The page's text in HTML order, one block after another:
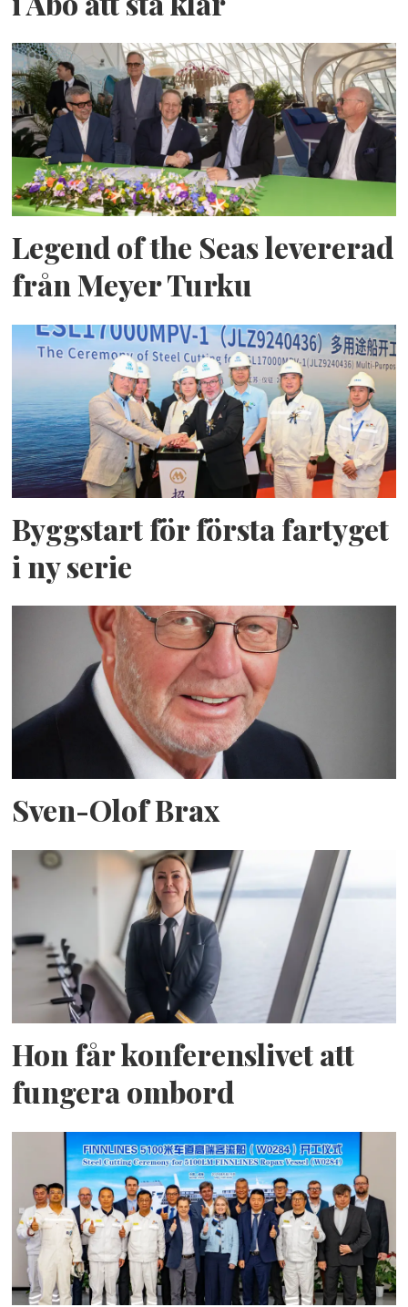
Legend of the Seas levererad
från Meyer Turku
Byggstart för första fartyget
i ny serie
Sven-Olof Brax
Hon får konferenslivet att
fungera ombord